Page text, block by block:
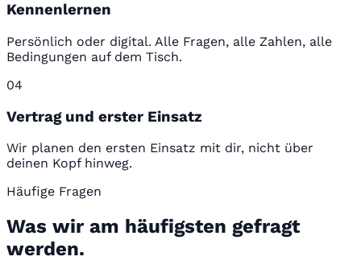
Kennenlernen
Persönlich oder digital. Alle Fragen, alle Zahlen, alle
Bedingungen auf dem Tisch.
04
Vertrag und erster Einsatz
Wir planen den ersten Einsatz mit dir, nicht über
deinen Kopf hinweg.
Häufige Fragen
Was wir am häufigsten gefragt
werden.